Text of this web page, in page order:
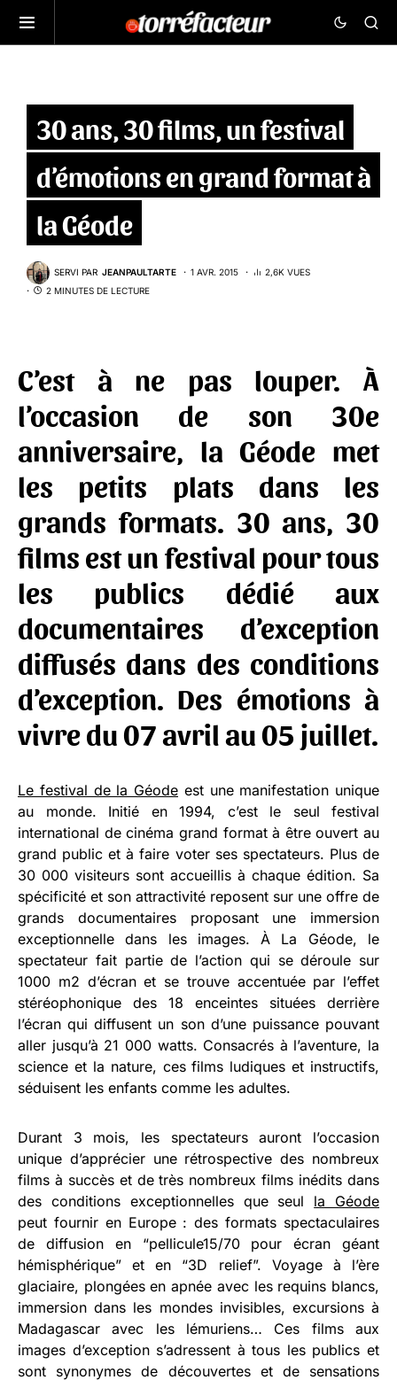
30 ans, 30 films, un festival
d’émotions en grand format à
la Géode
SERVI PAR JEANPAULTARTE 1 AVR. 2015
2,6K VUES
2 MINUTES DE LECTURE
C’est à ne pas louper. À
l’occasion de son 30e
anniversaire, la Géode met
les petits plats dans les
grands formats. 30 ans, 30
films est un festival pour tous
les publics dédié aux
documentaires d’exception
diffusés dans des conditions
d’exception. Des émotions à
vivre du 07 avril au 05 juillet.
Le festival de la Géode est une manifestation unique
au monde. Initié en 1994, c’est le seul festival
international de cinéma grand format à être ouvert au
grand public et à faire voter ses spectateurs. Plus de
30 000 visiteurs sont accueillis à chaque édition. Sa
spécificité et son attractivité reposent sur une offre de
grands documentaires proposant une immersion
exceptionnelle dans les images. À La Géode, le
spectateur fait partie de l’action qui se déroule sur
1000 m2 d’écran et se trouve accentuée par l’effet
stéréophonique des 18 enceintes situées derrière
l’écran qui diffusent un son d’une puissance pouvant
aller jusqu’à 21 000 watts. Consacrés à l’aventure, la
science et la nature, ces films ludiques et instructifs,
séduisent les enfants comme les adultes.
Durant 3 mois, les spectateurs auront l’occasion
unique d’apprécier une rétrospective des nombreux
films à succès et de très nombreux films inédits dans
des conditions exceptionnelles que seul la Géode
peut fournir en Europe : des formats spectaculaires
de diffusion en “pellicule15/70 pour écran géant
hémisphérique” et en “3D relief”. Voyage à l’ère
glaciaire, plongées en apnée avec les requins blancs,
immersion dans les mondes invisibles, excursions à
Madagascar avec les lémuriens… Ces films aux
images d’exception s’adressent à tous les publics et
sont synonymes de découvertes et de sensations